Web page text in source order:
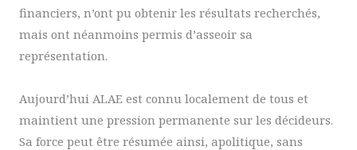
financiers, n’ont pu obtenir les résultats recherchés,
mais ont néanmoins permis d’asseoir sa
représentation.
Aujourd’hui ALAE est connu localement de tous et
maintient une pression permanente sur les décideurs.
Sa force peut être résumée ainsi, apolitique, sans